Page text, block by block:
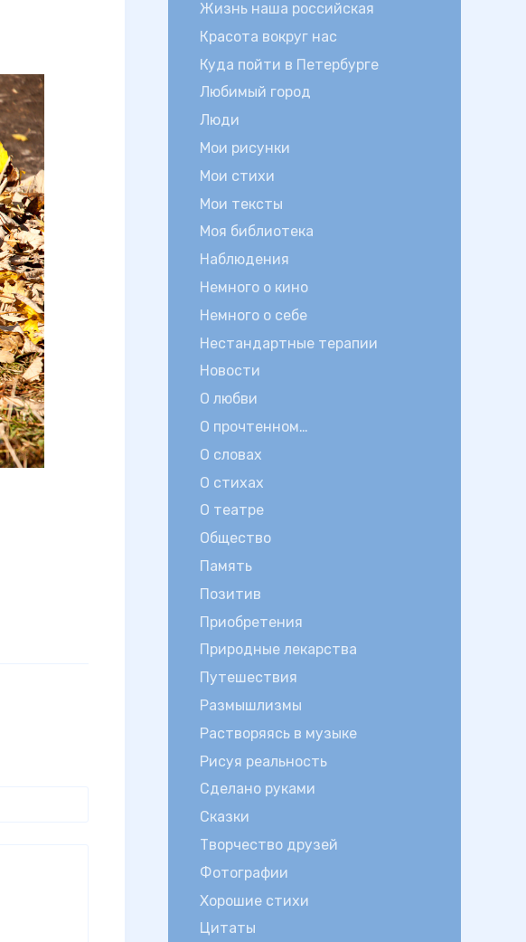
Жизнь наша российская
Красота вокруг нас
Куда пойти в Петербурге
Любимый город
Люди
Мои рисунки
Мои стихи
Мои тексты
Моя библиотека
Наблюдения
Немного о кино
Немного о себе
Нестандартные терапии
Новости
О любви
О прочтенном…
О словах
О стихах
О театре
Общество
Память
Позитив
Приобретения
Природные лекарства
Путешествия
Размышлизмы
Растворяясь в музыке
Рисуя реальность
Сделано руками
Сказки
Творчество друзей
Фотографии
Хорошие стихи
Цитаты